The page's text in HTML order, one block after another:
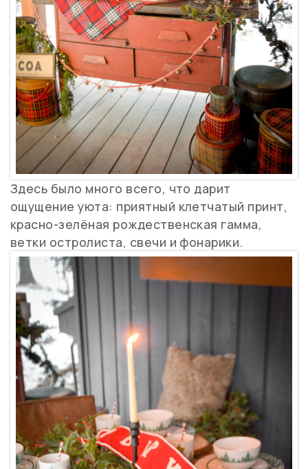
Здесь было много всего, что дарит
ощущение уюта: приятный клетчатый принт,
красно-зелёная рождественская гамма,
ветки остролиста, свечи и фонарики.